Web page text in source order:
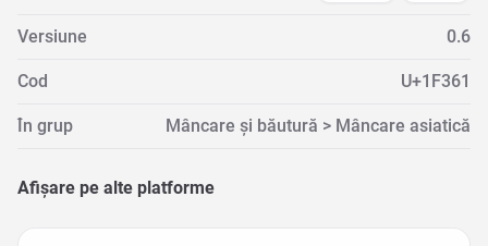
Versiune 0.6
Cod U+1F361
În grup Mâncare și băutură > Mâncare asiatică
Afișare pe alte platforme